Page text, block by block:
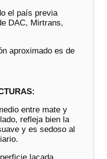
el país previa
DAC, Mirtrans,
aproximado es de
entre mate y
refleja bien la
y es sedoso al